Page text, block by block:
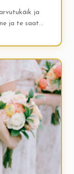
ja
ja te saate